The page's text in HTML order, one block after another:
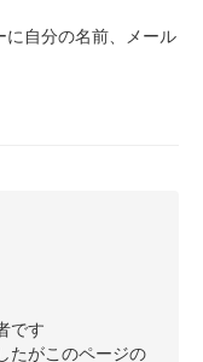
に自分の名前、メール
です
たがこのページの